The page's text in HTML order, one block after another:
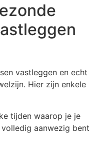
vastleggen en echt
Hier zijn enkele
tijden waarop je je
aanwezig bent